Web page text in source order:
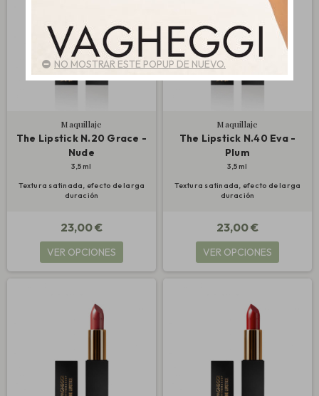
Maquillaje
The Lipstick N.20 Grace -
Nude
3,5 ml
Textura satinada, efecto de larga
duración
23,00 €
VER OPCIONES
Maquillaje
The Lipstick N.40 Eva -
Plum
3,5 ml
Textura satinada, efecto de larga
duración
23,00 €
VER OPCIONES
NO MOSTRAR ESTE POPUP DE NUEVO.